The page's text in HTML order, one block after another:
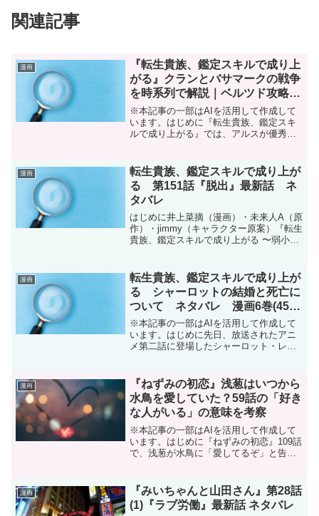
関連記事
漫画
『転生貴族、鑑定スキルで成り上
がる』クランとバサマークの戦争
を時系列で解説｜ベルツド攻略ま
で
※本記事の一部はAIを活用して作成して
います。はじめに『転生貴族、鑑定スキ
ルで成り上がる』では、アルスが優秀な
いが本格化します。争うのは、前総督ア
マドル・サレマキアの長...
漫画
転生貴族、鑑定スキルで成り上が
る 第151話『脱出』最新話 ネ
タバレ
はじめに井上菜摘（漫画）・未来人A（原
作）・jimmy（キャラクター原案）『転生
貴族、鑑定スキルで成り上がる 〜弱小領
151話のネタバレです。転生貴族、鑑定ス
キルで成り...
漫画
転生貴族、鑑定スキルで成り上が
る シャーロットの結婚と死亡に
ついて ネタバレ 漫画6巻(45話
～53話)
※本記事の一部はAIを活用して作成して
います。はじめに先日、放送されたアニ
メ第二話に登場したシャーロット・レイ
ことに気が付いたでしょう。この記事で
はそのことについてまと...
漫画
『ねずみの初恋』浅葱はいつから
水鳥を愛していた？59話の「好き
な人がいる」の意味を考察
※本記事の一部はAIを活用して作成して
います。はじめに『ねずみの初恋』109話
で、浅葱が水鳥に「愛してるぞ」と告白
ちを断っています。では浅葱は、いつか
ら水鳥を愛していた...
漫画
『みいちゃんと山田さん』第28話
(1)『ラブ労働』最新話 ネタバレ